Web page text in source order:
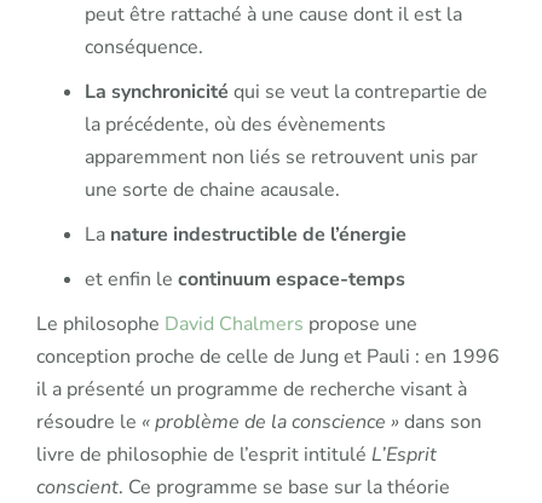
peut être rattaché à une cause dont il est la
conséquence.
La synchronicité qui se veut la contrepartie de
la précédente, où des évènements
apparemment non liés se retrouvent unis par
une sorte de chaine acausale.
La nature indestructible de l’énergie
et enfin le continuum espace-temps
Le philosophe David Chalmers propose une
conception proche de celle de Jung et Pauli : en 1996
il a présenté un programme de recherche visant à
résoudre le « problème de la conscience » dans son
livre de philosophie de l’esprit intitulé L’Esprit
conscient. Ce programme se base sur la théorie